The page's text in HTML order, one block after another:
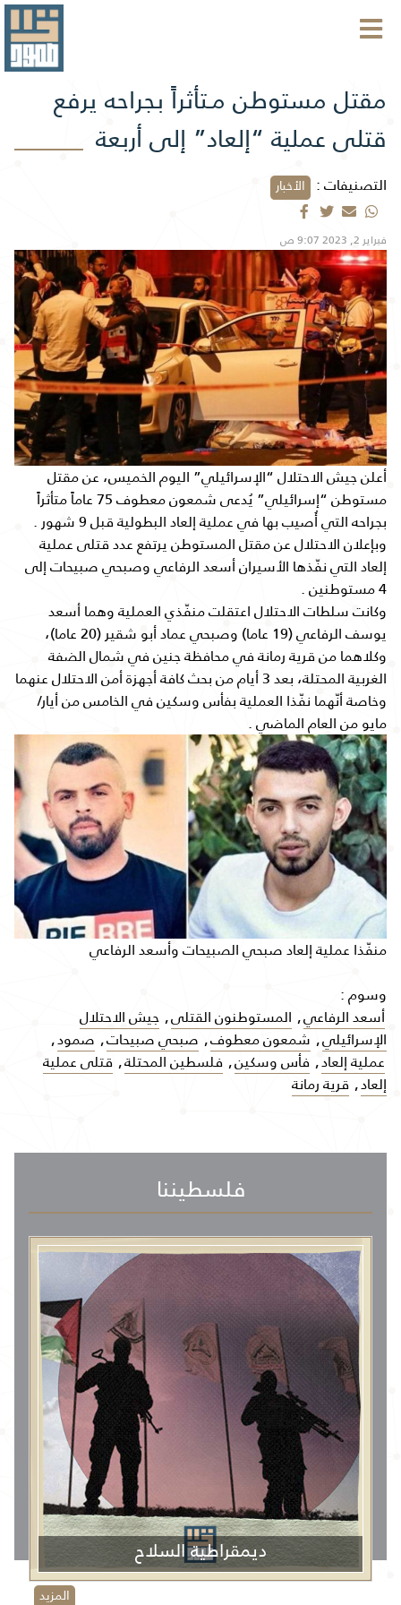
مقتل مستوطن مـتأثراً بجراحه يرفع
قتلى عملية “إلعاد” إلى أربعة
التصنيفات : الأخبار
فبراير 2, 2023 9:07 ص
أعلن جيش الاحتلال “الإسرائيلي” اليوم الخميس، عن مقتل
مستوطن “إسرائيلي” يُدعى شمعون معطوف 75 عاماً متأثراً
بجراحه التي أُصيب بها في عملية إلعاد البطولية قبل 9 شهور .
وبإعلان الاحتلال عن مقتل المستوطن يرتفع عدد قتلى عملية
إلعاد التي نفّذها الأسيران أسعد الرفاعي وصبحي صبيحات إلى
4 مستوطنين .
وكانت سلطات الاحتلال اعتقلت منفّذي العملية وهما أسعد
يوسف الرفاعي (19 عاما) وصبحي عماد أبو شقير (20 عاما)،
وكلاهما من قرية رمانة في محافظة جنين في شمال الضفة
الغربية المحتلة، بعد 3 أيام من بحث كافة أجهزة أمن الاحتلال عنهما
وخاصة أنّهما نفّذا العملية بفأس وسكين في الخامس من أيار/
مايو من العام الماضي .
منفّذا عملية إلعاد صبحي الصبيحات وأسعد الرفاعي
وسوم :
أسعد الرفاعي, المستوطنون القتلى, جيش الاحتلال
الإسرائيلي, شمعون معطوف, صبحي صبيحات, صمود,
عملية إلعاد, فأس وسكين, فلسطين المحتلة, قتلى عملية
إلعاد, قرية رمانة
فلسطيننا
ديمقراطية السلاح
المزيد